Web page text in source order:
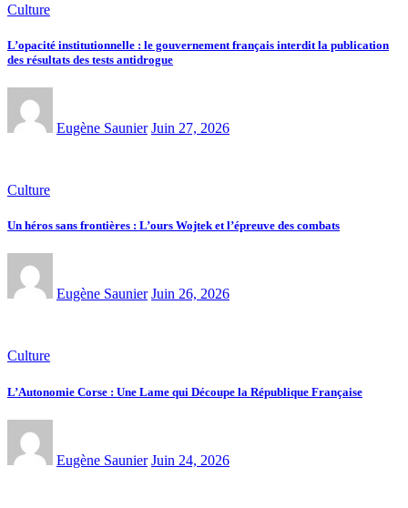
Culture
L’opacité institutionnelle : le gouvernement français interdit la publication
des résultats des tests antidrogue
Eugène Saunier Juin 27, 2026
Culture
Un héros sans frontières : L’ours Wojtek et l’épreuve des combats
Eugène Saunier Juin 26, 2026
Culture
L’Autonomie Corse : Une Lame qui Découpe la République Française
Eugène Saunier Juin 24, 2026